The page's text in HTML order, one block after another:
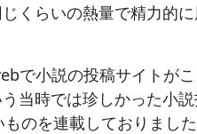
くらいの熱量で精力的
で小説の投稿サイトが
当時では珍しかった小
のを連載しておりまし